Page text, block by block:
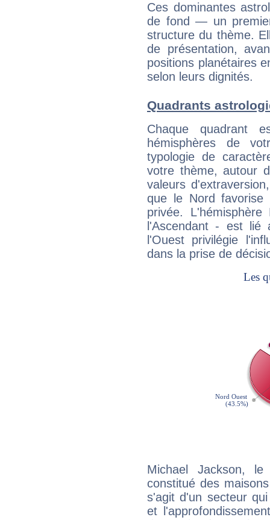
Ces dominantes
de fond — un
structure du thème.
de présentation,
positions planétaires
selon leurs dignités.
Quadrants
Chaque quadrant
hémisphères de
typologie de
votre thème, autour
valeurs
que le Nord favorise
privée.
l'Ascendant - est
l'Ouest privilégie
dans la prise de
Michael Jackson,
constitué des
s'agit d'un secteur
et